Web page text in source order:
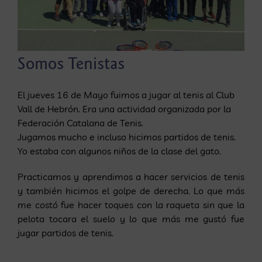
Somos Tenistas
El jueves 16 de Mayo fuimos a jugar al tenis al Club
Vall de Hebrón. Era una actividad organizada por la
Federación Catalana de Tenis.
Jugamos mucho e incluso hicimos partidos de tenis.
Yo estaba con algunos niños de la clase del gato.
Practicamos y aprendimos a hacer servicios de tenis
y también hicimos el golpe de derecha. Lo que más
me costó fue hacer toques con la raqueta sin que la
pelota tocara el suelo y lo que más me gustó fue
jugar partidos de tenis.